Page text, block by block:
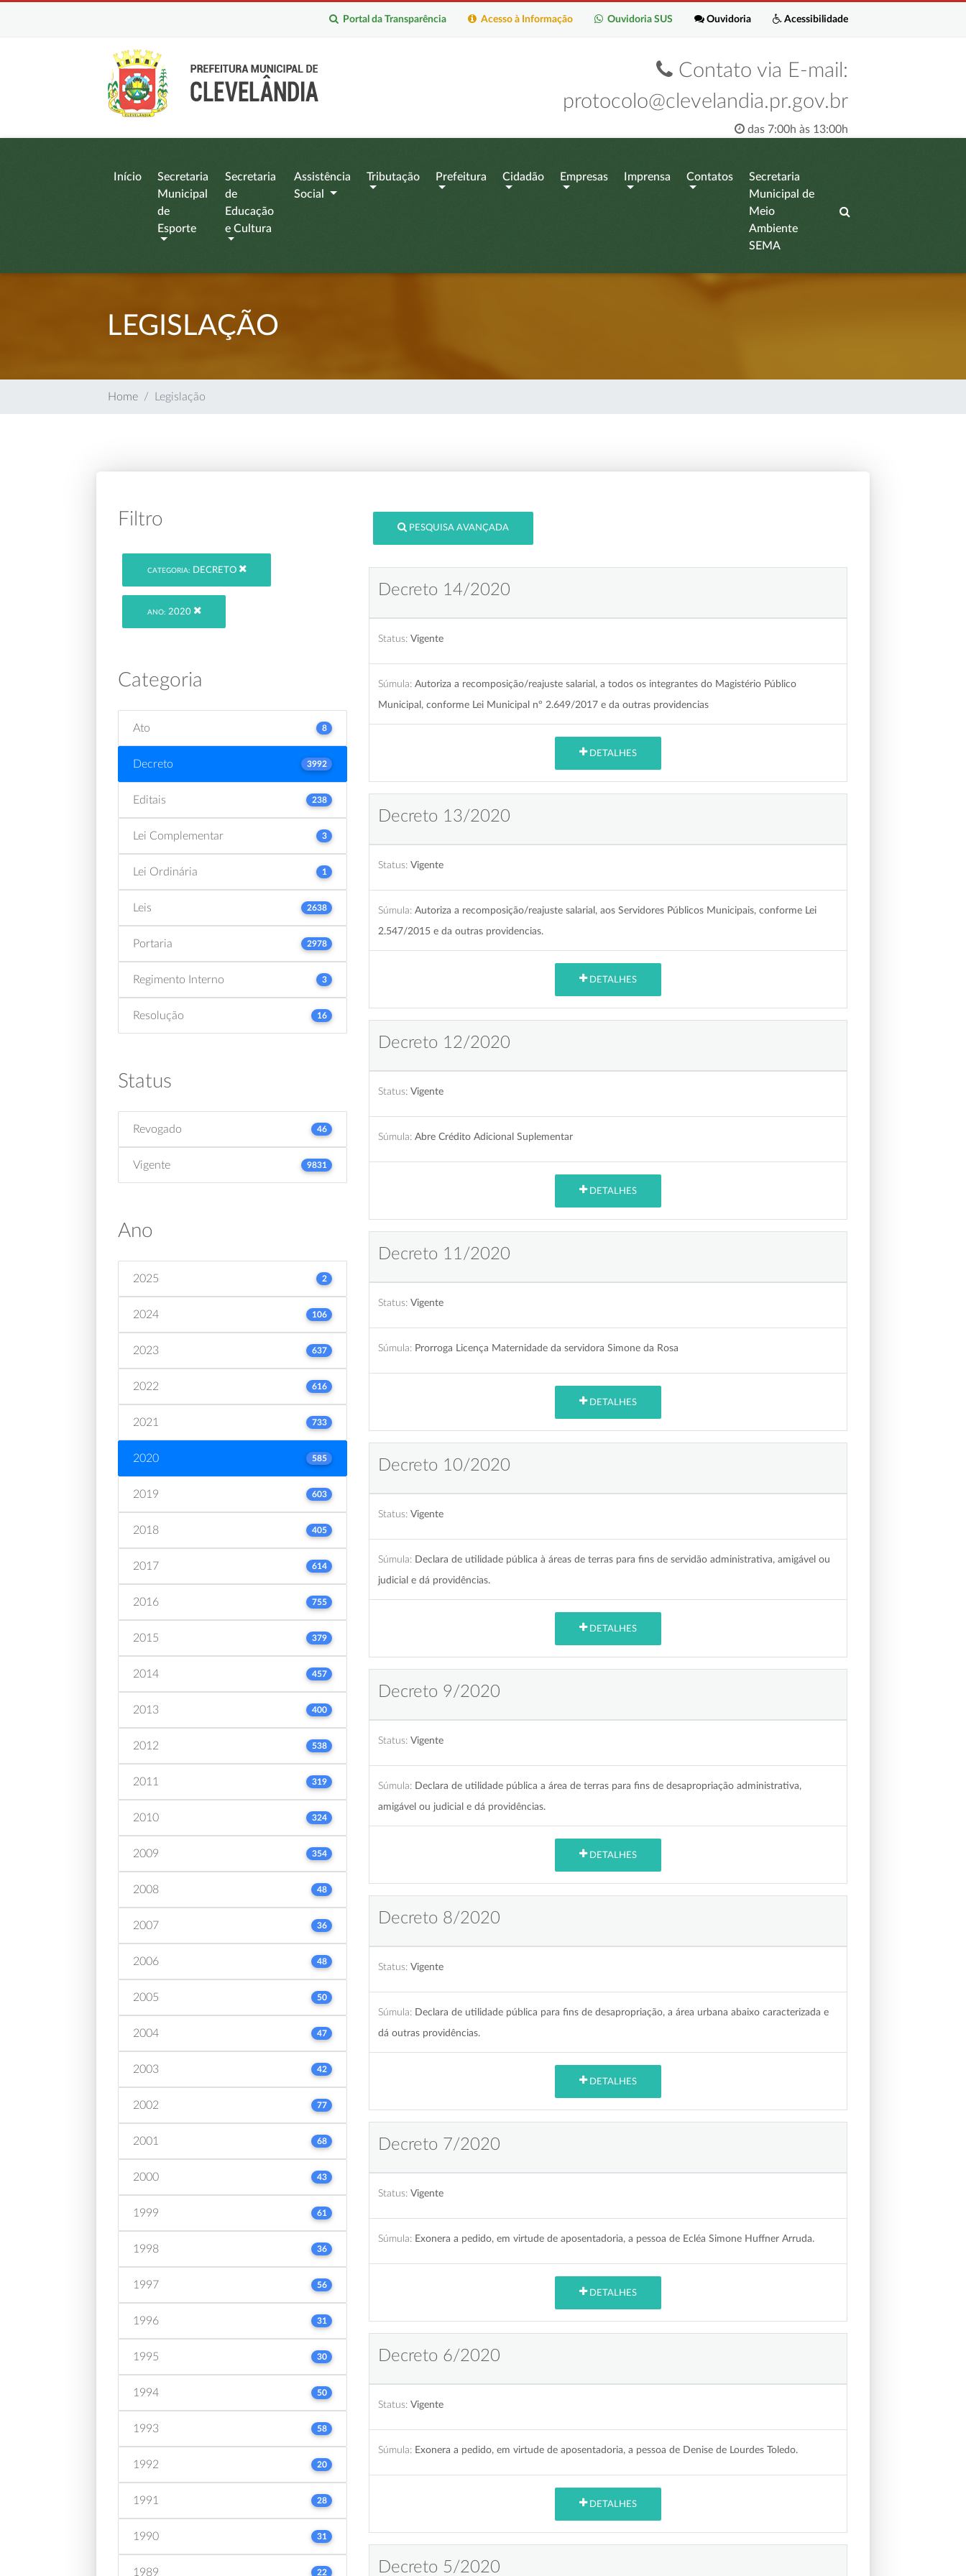
Acessibilidade
Ouvidoria
Ouvidoria SUS
Acesso à Informação
Portal da Transparência
Contato via E-mail:
protocolo@clevelandia.pr.gov.br
das 7:00h às 13:00h
Início
Secretaria
Municipal
de
Esporte
Secretaria
de
Educação
e Cultura
Assistência
Social
Tributação Prefeitura Cidadão Empresas Imprensa Contatos
Secretaria
Municipal de
Meio
Ambiente
SEMA
LEGISLAÇÃO
Home Legislação
Filtro
CATEGORIA: DECRETO
ANO: 2020
Categoria
Ato 8
Decreto 3992
Editais 238
Lei Complementar 3
Lei Ordinária 1
Leis 2638
Portaria 2978
Regimento Interno 3
Resolução 16
Status
Revogado 46
Vigente 9831
Ano
2025 2
2024 106
2023 637
2022 616
2021 733
2020 585
2019 603
2018 405
2017 614
2016 755
2015 379
2014 457
2013 400
2012 538
2011 319
2010 324
2009 354
2008 48
2007 36
2006 48
2005 50
2004 47
2003 42
2002 77
2001 68
2000 43
1999 61
1998 36
1997 56
1996 31
1995 30
1994 50
1993 58
1992 20
1991 28
1990 31
1989 22
PESQUISA AVANÇADA
Decreto 14/2020
Status: Vigente
Súmula: Autoriza a recomposição/reajuste salarial, a todos os integrantes do Magistério Público
Municipal, conforme Lei Municipal nº 2.649/2017 e da outras providencias
DETALHES
Decreto 13/2020
Status: Vigente
Súmula: Autoriza a recomposição/reajuste salarial, aos Servidores Públicos Municipais, conforme Lei
2.547/2015 e da outras providencias.
DETALHES
Decreto 12/2020
Status: Vigente
Súmula: Abre Crédito Adicional Suplementar
DETALHES
Decreto 11/2020
Status: Vigente
Súmula: Prorroga Licença Maternidade da servidora Simone da Rosa
DETALHES
Decreto 10/2020
Status: Vigente
Súmula: Declara de utilidade pública à áreas de terras para fins de servidão administrativa, amigável ou
judicial e dá providências.
DETALHES
Decreto 9/2020
Status: Vigente
Súmula: Declara de utilidade pública a área de terras para fins de desapropriação administrativa,
amigável ou judicial e dá providências.
DETALHES
Decreto 8/2020
Status: Vigente
Súmula: Declara de utilidade pública para fins de desapropriação, a área urbana abaixo caracterizada e
dá outras providências.
DETALHES
Decreto 7/2020
Status: Vigente
Súmula: Exonera a pedido, em virtude de aposentadoria, a pessoa de Ecléa Simone Huffner Arruda.
DETALHES
Decreto 6/2020
Status: Vigente
Súmula: Exonera a pedido, em virtude de aposentadoria, a pessoa de Denise de Lourdes Toledo.
DETALHES
Decreto 5/2020